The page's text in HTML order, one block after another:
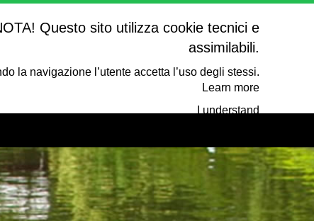
Questo sito utilizza cookie tecnici e
assimilabili.
la navigazione l’utente accetta l’uso degli stessi.
Learn more
I understand
per rifiutare o eliminare i cookie presenti sui vostri
dispositivi, se lo si desidera.
questo sito si acconsente all’utilizzo di cookie in
a quanto stabilito dal Garante per la protezione dei